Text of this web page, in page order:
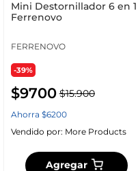
Mini Destornillador 6 en 1
Ferrenovo
FERRENOVO
-39%
$9700 $15.900
Ahorra $6200
Vendido por: More Products
Agregar